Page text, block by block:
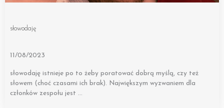
słowodaję
11/08/2023
słowodaję istnieje po to żeby poratować dobrą myślą, czy też
słowem (choć czasami ich brak). Największym wyzwaniem dla
członków zespołu jest …